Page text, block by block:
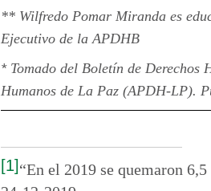
** Wilfredo Pomar Miranda es
Ejecutivo de la APDHB
* Tomado del Boletín de Derechos
Humanos de La Paz (APDH-LP).
[1]“En el 2019 se quemaron